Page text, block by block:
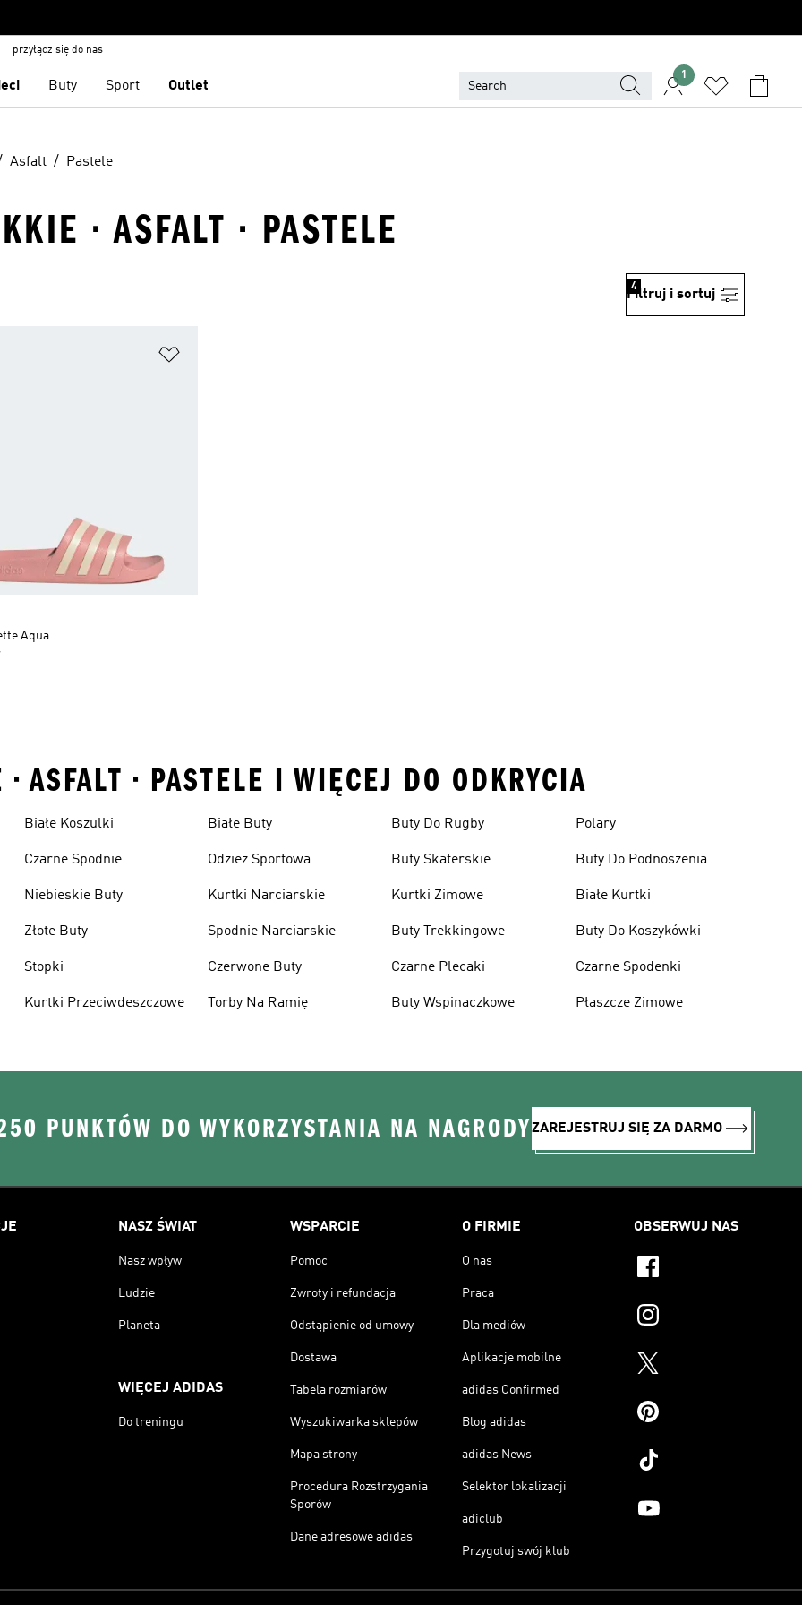
przyłącz się do nas
Buty Sport Outlet
1
Asfalt Pastele
· ASFALT · PASTELE
Filtruj i sortuj
4
Aqua
ASFALT • PASTELE I WIĘCEJ DO ODKRYCIA
Białe Koszulki
Czarne Spodnie
Niebieskie Buty
Złote Buty
Stopki
Kurtki Przeciwdeszczowe
Białe Buty
Odzież Sportowa
Kurtki Narciarskie
Spodnie Narciarskie
Czerwone Buty
Torby Na Ramię
Buty Do Rugby
Buty Skaterskie
Kurtki Zimowe
Buty Trekkingowe
Czarne Plecaki
Buty Wspinaczkowe
Polary
Buty Do Podnoszenia
Białe Kurtki
Buty Do Koszykówki
Czarne Spodenki
Płaszcze Zimowe
PUNKTÓW DO WYKORZYSTANIA NA NAGRODYZAREJESTRUJ SIĘ ZA DARMO
NASZ ŚWIAT
Nasz wpływ
Ludzie
Planeta
WIĘCEJ ADIDAS
Do treningu
WSPARCIE
Pomoc
Zwroty i refundacja
Odstąpienie od umowy
Dostawa
Tabela rozmiarów
Wyszukiwarka sklepów
Mapa strony
Procedura Rozstrzygania
Sporów
Dane adresowe adidas
O FIRMIE
O nas
Praca
Dla mediów
Aplikacje mobilne
adidas Confirmed
Blog adidas
adidas News
Selektor lokalizacji
adiclub
Przygotuj swój klub
OBSERWUJ NAS